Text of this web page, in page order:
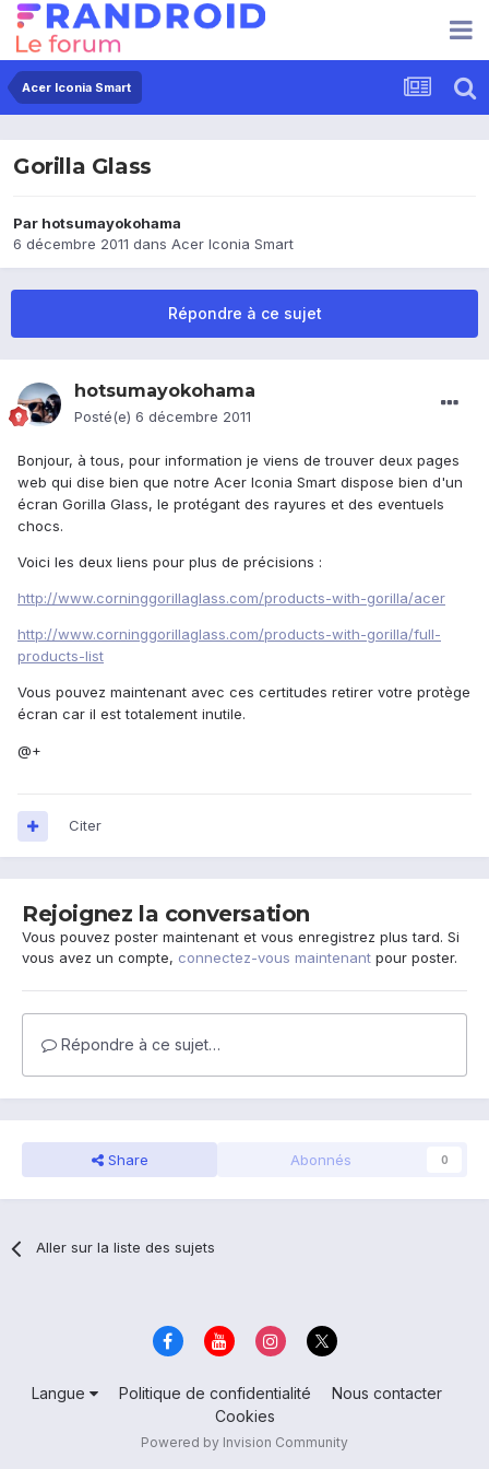
Acer Iconia Smart
Gorilla Glass
Par hotsumayokohama
6 décembre 2011 dans Acer Iconia Smart
Répondre à ce sujet
hotsumayokohama
Posté(e) 6 décembre 2011
Bonjour, à tous, pour information je viens de trouver deux pages
web qui dise bien que notre Acer Iconia Smart dispose bien d'un
écran Gorilla Glass, le protégant des rayures et des eventuels
chocs.
Voici les deux liens pour plus de précisions :
http://www.corninggorillaglass.com/products-with-gorilla/acer
http://www.corninggorillaglass.com/products-with-gorilla/full-
products-list
Vous pouvez maintenant avec ces certitudes retirer votre protège
écran car il est totalement inutile.
@+
Citer
Rejoignez la conversation
Vous pouvez poster maintenant et vous enregistrez plus tard. Si
vous avez un compte, connectez-vous maintenant pour poster.
Répondre à ce sujet…
Share Abonnés 0
Aller sur la liste des sujets
Langue Politique de confidentialité
Nous contacter
Cookies
Powered by Invision Community